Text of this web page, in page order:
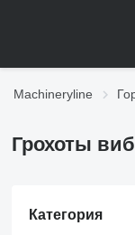
Machineryline
Грохоты
Категория